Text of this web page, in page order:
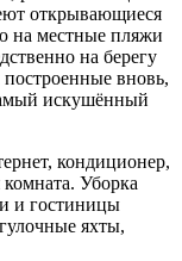
открывающиеся
на местные пляжи
на берегу
вновь,
искушённый
кондиционер,
Уборка
и гостиницы
яхты,